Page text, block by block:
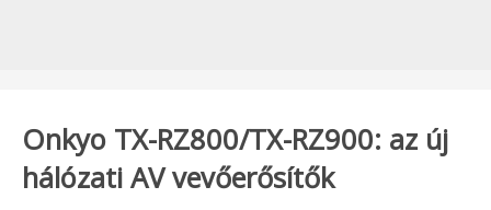
Onkyo TX-RZ800/TX-RZ900: az új
hálózati AV vevőerősítők